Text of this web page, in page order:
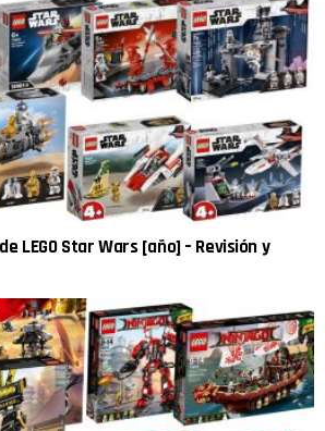
LEGO Star Wars [año] – Revisión y